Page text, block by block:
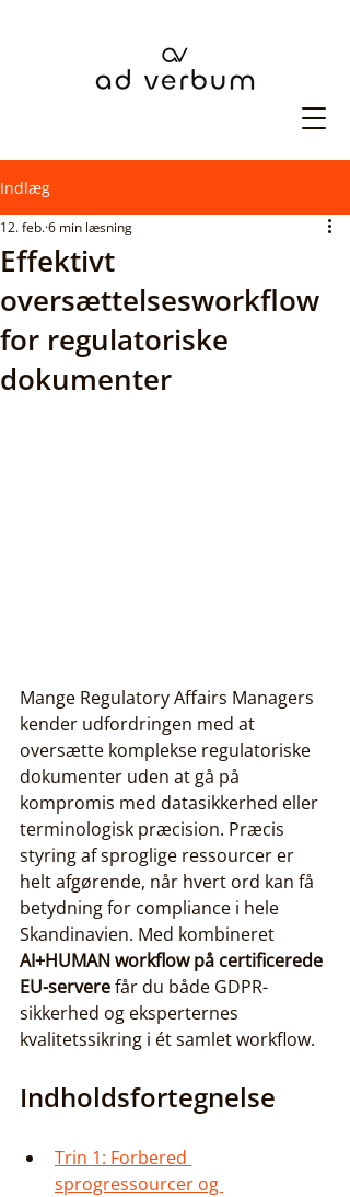
Indlæg
Effektivt
oversættelsesworkflow
for regulatoriske
dokumenter
12. feb.6 min læsning
Mange Regulatory Affairs Managers
kender udfordringen med at
oversætte komplekse regulatoriske
dokumenter uden at gå på
kompromis med datasikkerhed eller
terminologisk præcision. Præcis
styring af sproglige ressourcer er
helt afgørende, når hvert ord kan få
betydning for compliance i hele
Skandinavien. Med kombineret
AI+HUMAN workflow på certificerede
EU-servere får du både GDPR-
sikkerhed og eksperternes
kvalitetssikring i ét samlet workflow.
Indholdsfortegnelse
Trin 1: Forbered
sprogressourcer og